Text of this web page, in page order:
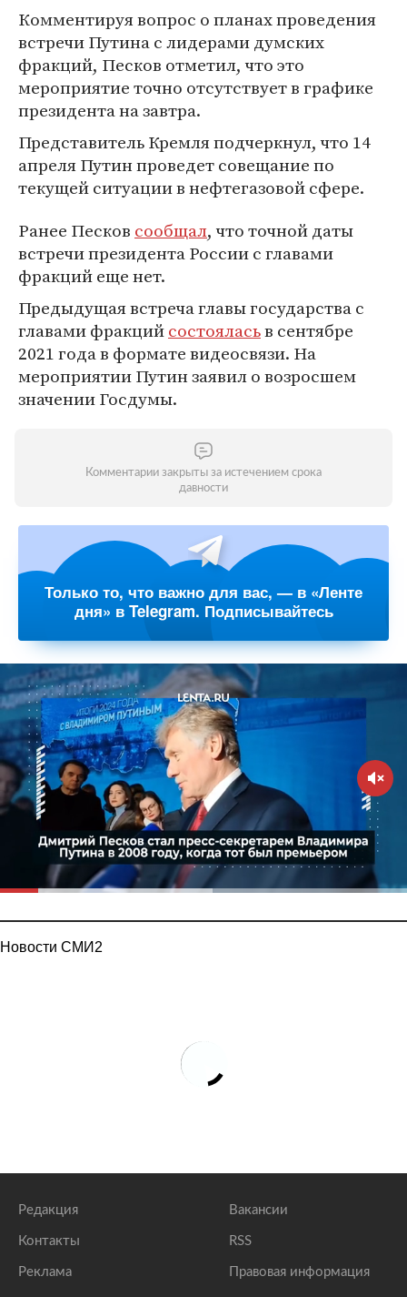
Комментируя вопрос о планах проведения
встречи Путина с лидерами думских
фракций, Песков отметил, что это
мероприятие точно отсутствует в графике
президента на завтра.
Представитель Кремля подчеркнул, что 14
апреля Путин проведет совещание по
текущей ситуации в нефтегазовой сфере.
Ранее Песков сообщал, что точной даты
встречи президента России с главами
фракций еще нет.
Предыдущая встреча главы государства с
главами фракцийсостояласьв сентябре
2021 года в формате видеосвязи. На
мероприятии Путин заявил о возросшем
значении Госдумы.
Комментарии закрыты за истечением срока
давности
Только то, что важно для вас, — в «Ленте
дня» в Telegram. Подписывайтесь
Новости СМИ2
Редакция
Контакты
Реклама
Вакансии
RSS
Правовая информация